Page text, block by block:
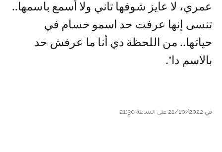
عمري، لا عايز شوفها تاني ولا أسمع باسمها..
تنسى إنها عرفت حد اسمو حسام في
حياتها.. من اللحظة دي أنا ما عرفش حد
بالاسم دا".
في 21/10/2022 على الساعة 21:30